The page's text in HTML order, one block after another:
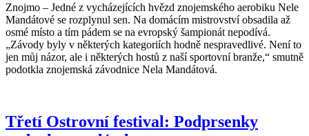
Znojmo – Jedné z vycházejících hvězd znojemského aerobiku Nele
Mandátové se rozplynul sen. Na domácím mistrovství obsadila až
osmé místo a tím pádem se na evropský šampionát nepodívá.
„Závody byly v některých kategoriích hodně nespravedlivé. Není to
jen můj názor, ale i některých hostů z naší sportovní branže,“ smutně
podotkla znojemská závodnice Nela Mandátová.
Třetí Ostrovní festival: Podprsenky